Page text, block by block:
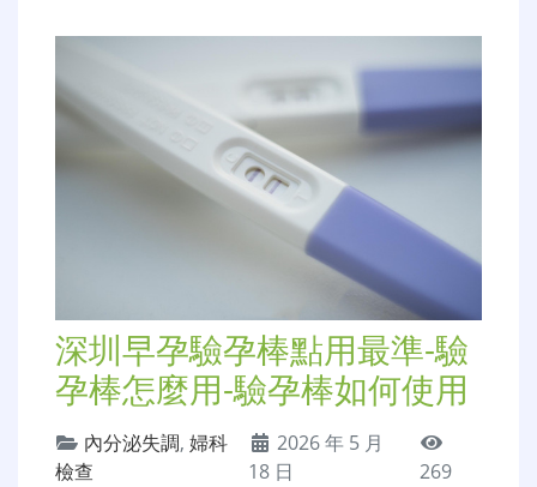
深圳早孕驗孕棒點用最準-驗
孕棒怎麼用-驗孕棒如何使用
內分泌失調, 婦科
檢查
2026 年 5 月
18 日
269